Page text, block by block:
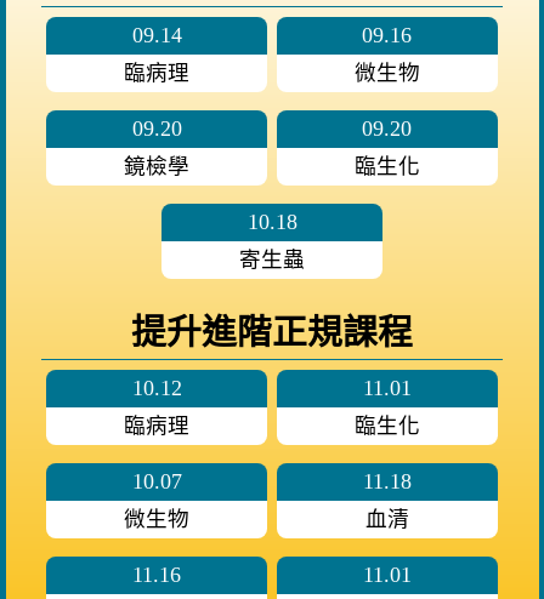
09.14
臨病理
09.16
微生物
09.20
鏡檢學
09.20
臨生化
10.18
寄生蟲
提升進階正規課程
10.12
臨病理
11.01
臨生化
10.07
微生物
11.18
血清
11.16
11.01